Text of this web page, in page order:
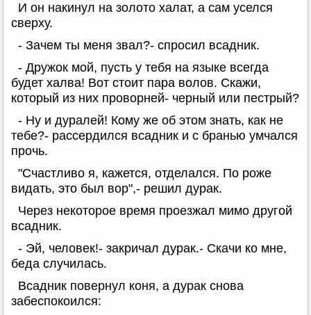
И он накинул на золото халат, а сам уселся
сверху.
- Зачем ты меня звал?- спросил всадник.
- Дружок мой, пусть у тебя на языке всегда
будет халва! Вот стоит пара волов. Скажи,
который из них проворней- черный или пестрый?
- Ну и дуралей! Кому же об этом знать, как не
тебе?- рассердился всадник и с бранью умчался
прочь.
"Счастливо я, кажется, отделался. По роже
видать, это был вор",- решил дурак.
Через некоторое время проезжал мимо другой
всадник.
- Эй, человек!- закричал дурак.- Скачи ко мне,
беда случилась.
Всадник повернул коня, а дурак снова
забеспокоился: